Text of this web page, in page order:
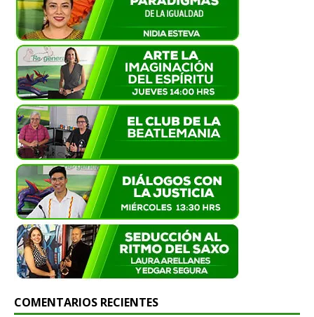
COMENTARIOS RECIENTES